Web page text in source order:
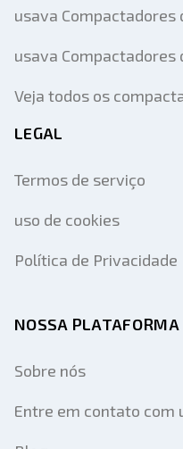
usava Compactadores
usava
Veja todos os
LEGAL
Termos de serviço
uso de cookies
Política de Privacidade
NOSSA PLATAFORMA
Sobre nós
Entre em contato com